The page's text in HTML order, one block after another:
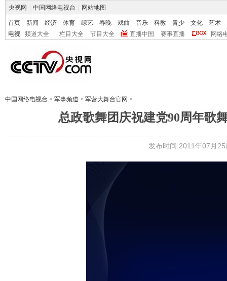
央视网 中国网络电视台 网站地图
首页 新闻 经济 体育 综艺 春晚 戏曲 音乐 科教 青少 文化
艺术
电视
频道大全 栏目大全 节目大全 直播中国 赛事直播 网络
中国网络电视台 > 军事频道 > 军营大舞台官网 >
总政歌舞团庆祝建党90周年歌
发布时间:2011年07月